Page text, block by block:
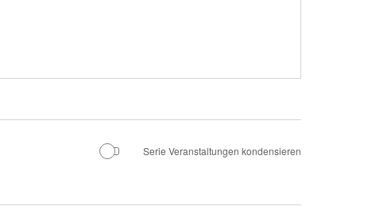
Serie Veranstaltungen kondensieren